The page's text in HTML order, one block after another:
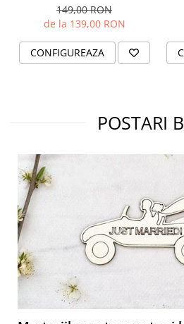
149,00 RON
de la 139,00 RON
CONFIGUREAZA
POSTARI